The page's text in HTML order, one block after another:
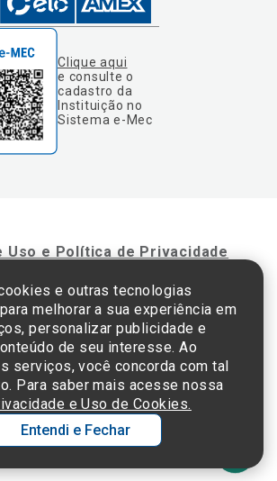
Clique aqui
e consulte o
cadastro da
Instituição no
Sistema e-Mec
Uso e Política de Privacidade
Israelita -TODOS OS DIREITOS RESERVADOS
30 - Endereço: Av. Albert Einstein, 627 - Morumbi - São
Paulo - SP - 05652-000
e outras tecnologias
melhorar a sua experiência em
personalizar publicidade e
de seu interesse. Ao
serviços, você concorda com tal
Para saber mais acesse nossa
e Uso de Cookies.
Entendi e Fechar